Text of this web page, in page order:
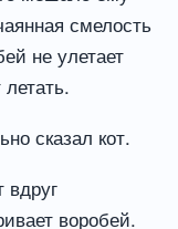
смелость
не улетает
сказал кот.
вдруг
воробей.